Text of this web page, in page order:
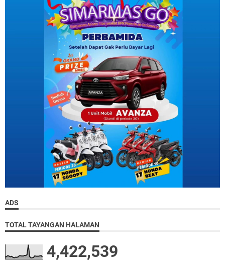
ADS
TOTAL TAYANGAN HALAMAN
4,422,539